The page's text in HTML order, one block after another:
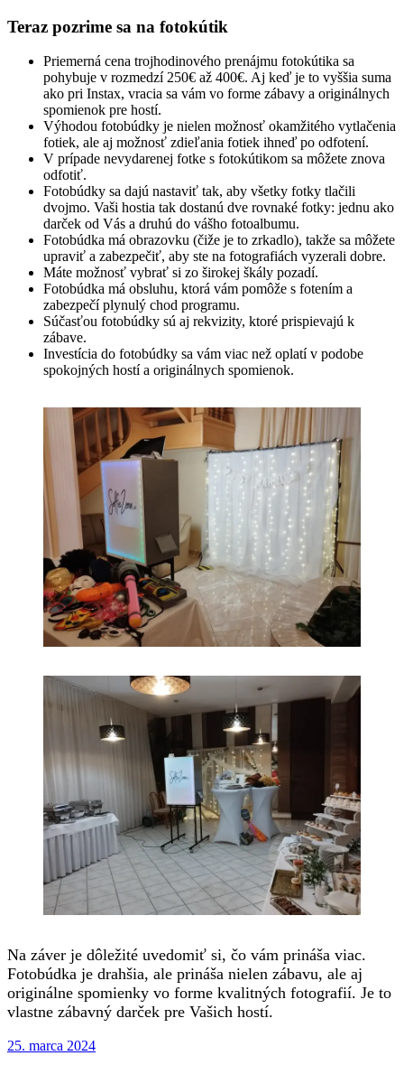
Teraz pozrime sa na fotokútik
Priemerná cena trojhodinového prenájmu fotokútika sa
pohybuje v rozmedzí 250€ až 400€. Aj keď je to vyššia suma
ako pri Instax, vracia sa vám vo forme zábavy a originálnych
spomienok pre hostí.
Výhodou fotobúdky je nielen možnosť okamžitého vytlačenia
fotiek, ale aj možnosť zdieľania fotiek ihneď po odfotení.
V prípade nevydarenej fotke s fotokútikom sa môžete znova
odfotiť.
Fotobúdky sa dajú nastaviť tak, aby všetky fotky tlačili
dvojmo. Vaši hostia tak dostanú dve rovnaké fotky: jednu ako
darček od Vás a druhú do vášho fotoalbumu.
Fotobúdka má obrazovku (čiže je to zrkadlo), takže sa môžete
upraviť a zabezpečiť, aby ste na fotografiách vyzerali dobre.
Máte možnosť vybrať si zo širokej škály pozadí.
Fotobúdka má obsluhu, ktorá vám pomôže s fotením a
zabezpečí plynulý chod programu.
Súčasťou fotobúdky sú aj rekvizity, ktoré prispievajú k
zábave.
Investícia do fotobúdky sa vám viac než oplatí v podobe
spokojných hostí a originálnych spomienok.
Na záver je dôležité uvedomiť si, čo vám prináša viac.
Fotobúdka je drahšia, ale prináša nielen zábavu, ale aj
originálne spomienky vo forme kvalitných fotografií. Je to
vlastne zábavný darček pre Vašich hostí.
Publikované
25. marca 2024